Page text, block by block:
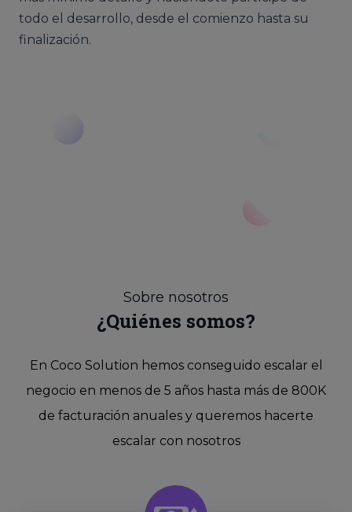
todo el desarrollo, desde el comienzo hasta su
finalización.
Sobre nosotros
¿Quiénes somos?
En Coco Solution hemos conseguido escalar el
negocio en menos de 5 años hasta más de 800K
de facturación anuales y queremos hacerte
escalar con nosotros